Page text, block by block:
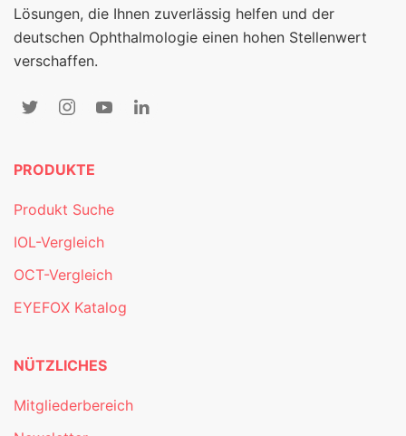
Lösungen, die Ihnen zuverlässig helfen und der
deutschen Ophthalmologie einen hohen Stellenwert
verschaffen.
PRODUKTE
Produkt Suche
IOL-Vergleich
OCT-Vergleich
EYEFOX Katalog
NÜTZLICHES
Mitgliederbereich